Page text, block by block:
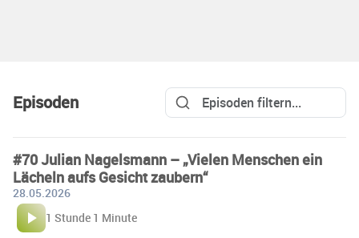
Episoden
#70 Julian Nagelsmann – „Vielen Menschen ein
Lächeln aufs Gesicht zaubern“
28.05.2026
1 Stunde 1 Minute